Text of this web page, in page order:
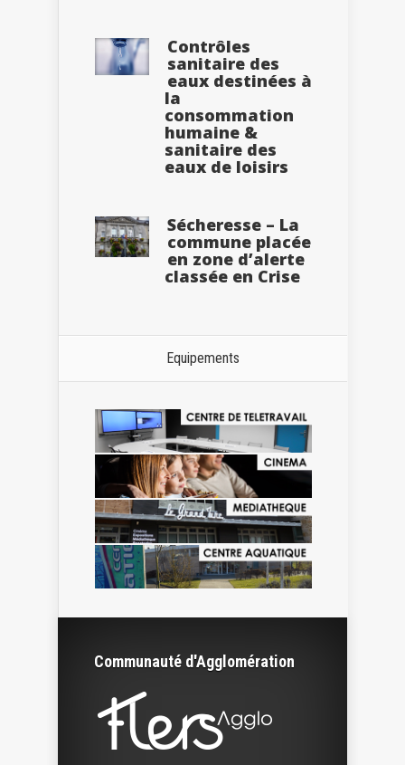
Contrôles
sanitaire des
eaux destinées à
la
consommation
humaine &
sanitaire des
eaux de loisirs
Sécheresse – La
commune placée
en zone d’alerte
classée en Crise
Equipements
Communauté d'Agglomération